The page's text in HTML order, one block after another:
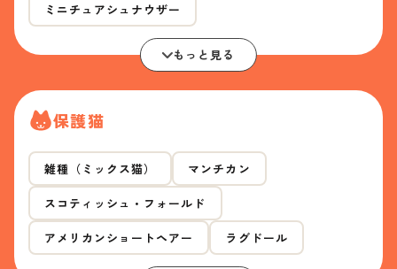
ミニチュアシュナウザー
もっと見る
保護猫
雑種（ミックス猫） マンチカン
スコティッシュ・フォールド
アメリカンショートヘアー ラグドール